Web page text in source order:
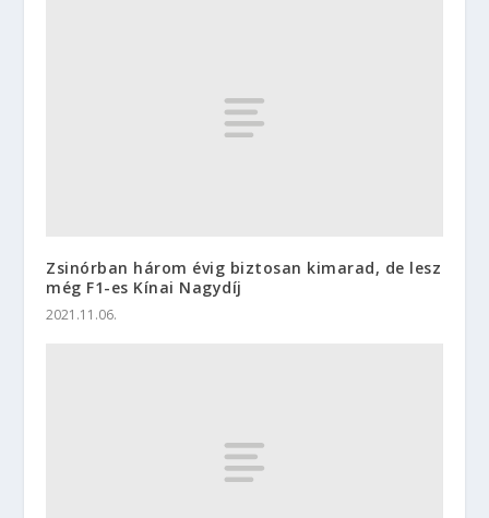
Zsinórban három évig biztosan kimarad, de lesz
még F1-es Kínai Nagydíj
2021.11.06.